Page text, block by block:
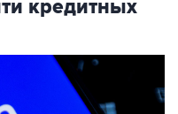
кредитных